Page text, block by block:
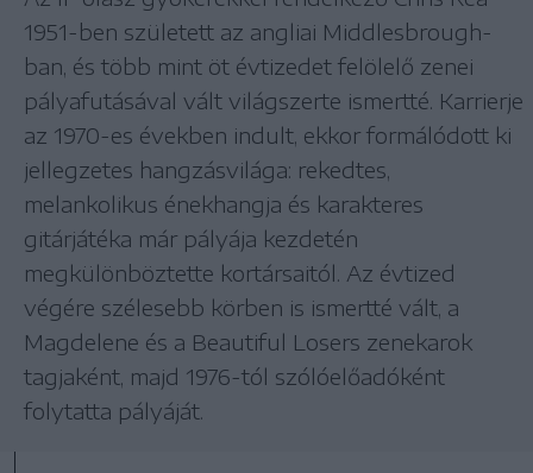
1951-ben született az angliai Middlesbrough-
ban, és több mint öt évtizedet felölelő zenei
pályafutásával vált világszerte ismertté. Karrierje
az 1970-es években indult, ekkor formálódott ki
jellegzetes hangzásvilága: rekedtes,
melankolikus énekhangja és karakteres
gitárjátéka már pályája kezdetén
megkülönböztette kortársaitól. Az évtized
végére szélesebb körben is ismertté vált, a
Magdelene és a Beautiful Losers zenekarok
tagjaként, majd 1976-tól szólóelőadóként
folytatta pályáját.